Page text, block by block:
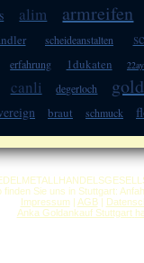
alim armreifen
scheideanstalten
erfahrung 1dukaten
canli degerloch
braut schmuck
finden Sie uns in Stuttgart:
Impressum| AGB|
Anka Goldankauf Stuttgart